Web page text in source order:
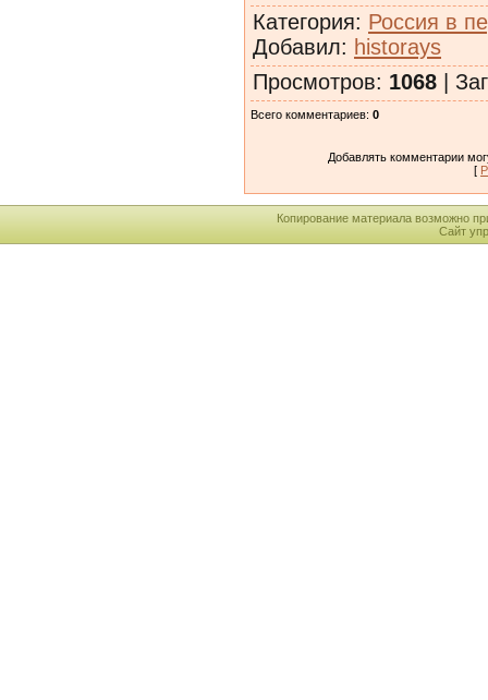
Категория: Россия в
Добавил: historays
Просмотров: 1068 |
Всего комментариев: 0
Добавлять комментарии
[
Копирование материала возможно
Сайт